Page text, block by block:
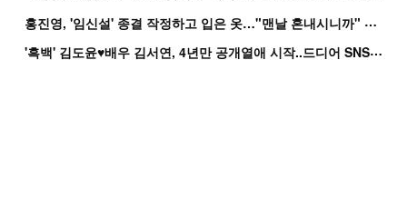
홍
진영, '임신설' 종결 작정하고 입은 옷…"맨날 혼내시니까" 억울
'
흑백' 김도윤♥배우 김서연, 4년만 공개열애 시작..드디어 SNS에 노출 [핫피...